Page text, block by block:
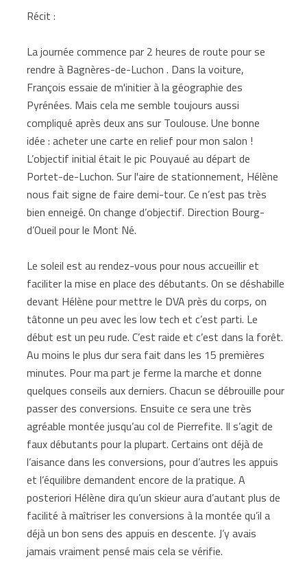
Récit :
La journée commence par 2 heures de route pour se
rendre à Bagnères-de-Luchon . Dans la voiture,
François essaie de m'initier à la géographie des
Pyrénées. Mais cela me semble toujours aussi
compliqué après deux ans sur Toulouse. Une bonne
idée : acheter une carte en relief pour mon salon !
L’objectif initial était le pic Pouyaué au départ de
Portet-de-Luchon. Sur l'aire de stationnement, Hélène
nous fait signe de faire demi-tour. Ce n’est pas très
bien enneigé. On change d’objectif. Direction Bourg-
d’Oueil pour le Mont Né.
Le soleil est au rendez-vous pour nous accueillir et
faciliter la mise en place des débutants. On se déshabille
devant Hélène pour mettre le DVA près du corps, on
tâtonne un peu avec les low tech et c’est parti. Le
début est un peu rude. C’est raide et c’est dans la forêt.
Au moins le plus dur sera fait dans les 15 premières
minutes. Pour ma part je ferme la marche et donne
quelques conseils aux derniers. Chacun se débrouille pour
passer des conversions. Ensuite ce sera une très
agréable montée jusqu’au col de Pierrefite. Il s’agit de
faux débutants pour la plupart. Certains ont déjà de
l’aisance dans les conversions, pour d’autres les appuis
et l’équilibre demandent encore de la pratique. A
posteriori Hélène dira qu’un skieur aura d’autant plus de
facilité à maîtriser les conversions à la montée qu’il a
déjà un bon sens des appuis en descente. J’y avais
jamais vraiment pensé mais cela se vérifie.